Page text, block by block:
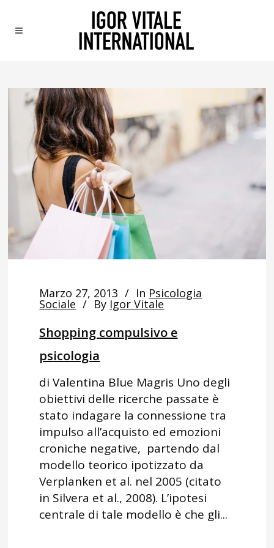
Marzo 27, 2013 In Psicologia
Sociale By Igor Vitale
Shopping compulsivo e
psicologia
di Valentina Blue Magris Uno degli
obiettivi delle ricerche passate è
stato indagare la connessione tra
impulso all’acquisto ed emozioni
croniche negative, partendo dal
modello teorico ipotizzato da
Verplanken et al. nel 2005 (citato
in Silvera et al., 2008). L’ipotesi
centrale di tale modello è che gli...